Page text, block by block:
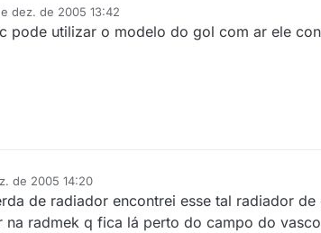
dez. de 2005 13:42
pode utilizar o modelo do gol com ar ele
de 2005 14:20
de radiador encontrei esse tal radiador
na radmek q fica lá perto do campo do